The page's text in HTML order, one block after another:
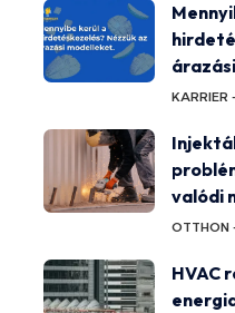
KARRIER
valódi
OTTHON
HVAC